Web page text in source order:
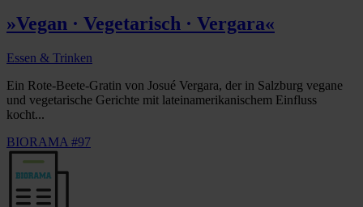
»Vegan · Vegetarisch · Vergara«
Essen & Trinken
Ein Rote-Beete-Gratin von Josué Vergara, der in Salzburg vegane
und vegetarische Gerichte mit lateinamerikanischem Einfluss
kocht...
BIORAMA #97